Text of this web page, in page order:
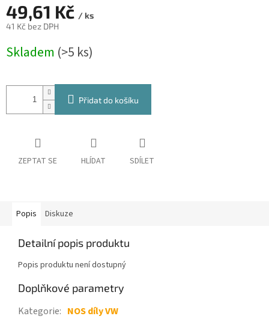
49,61 Kč / ks
41 Kč bez DPH
cena:
Skladem (>5 ks)
Přidat do košíku
ZEPTAT SE HLÍDAT SDÍLET
Popis Diskuze
Detailní popis produktu
Popis produktu není dostupný
Doplňkové parametry
Kategorie: NOS díly VW